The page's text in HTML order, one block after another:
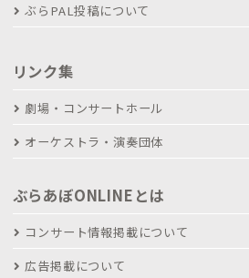
ぶらPAL投稿について
リンク集
劇場・コンサートホール
オーケストラ・演奏団体
ぶらあぼONLINEとは
コンサート情報掲載について
広告掲載について